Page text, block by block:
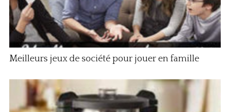
Meilleurs jeux de société pour jouer en famille